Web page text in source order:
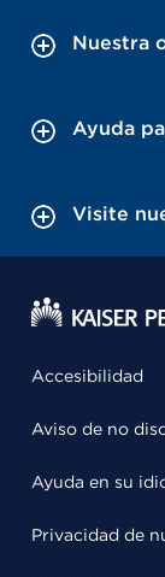
Nuestra
Ayuda
Visite
Accesibilidad
Aviso de no
Ayuda en su
Privacidad de